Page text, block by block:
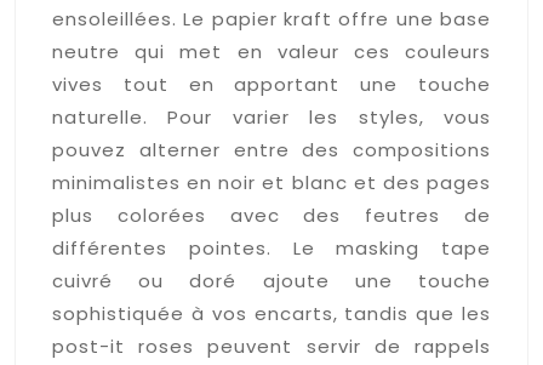
ensoleillées. Le papier kraft offre une base
neutre qui met en valeur ces couleurs
vives tout en apportant une touche
naturelle. Pour varier les styles, vous
pouvez alterner entre des compositions
minimalistes en noir et blanc et des pages
plus colorées avec des feutres de
différentes pointes. Le masking tape
cuivré ou doré ajoute une touche
sophistiquée à vos encarts, tandis que les
post-it roses peuvent servir de rappels